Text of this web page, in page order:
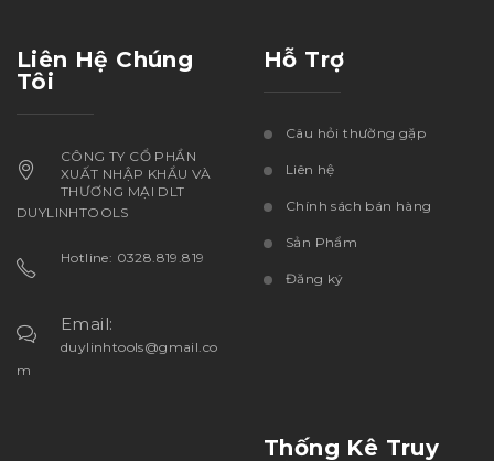
Liên Hệ Chúng
Tôi
CÔNG TY CỔ PHẦN
XUẤT NHẬP KHẨU VÀ
THƯƠNG MẠI DLT
DUYLINHTOOLS
Hotline: 0328.819.819
Email:
duylinhtools@gmail.co
m
Hỗ Trợ
Câu hỏi thường gặp
Liên hệ
Chính sách bán hàng
Sản Phẩm
Đăng ký
Thống Kê Truy